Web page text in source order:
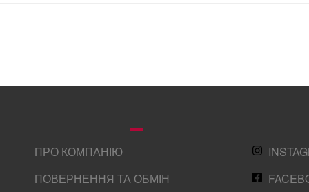
ПРО КОМПАНІЮ
ПОВЕРНЕННЯ ТА ОБМІН